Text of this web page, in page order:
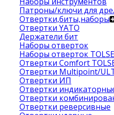
Патроны/ключи для
Отвертки,биты,наборы
Отвертки YATO
Держатели бит
Наборы отверток
Наборы отверток
Отвертки Comfort
Отвертки Multipoint/
Отвертки ИП
Отвертки
Отвертки
Отвертки реверсивные